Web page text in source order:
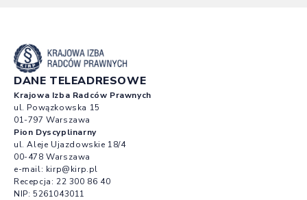
DANE TELEADRESOWE
Krajowa Izba Radców Prawnych
ul. Powązkowska 15
01-797 Warszawa
Pion Dyscyplinarny
ul. Aleje Ujazdowskie 18/4
00-478 Warszawa
e-mail: kirp@kirp.pl
Recepcja: 22 300 86 40
NIP: 5261043011